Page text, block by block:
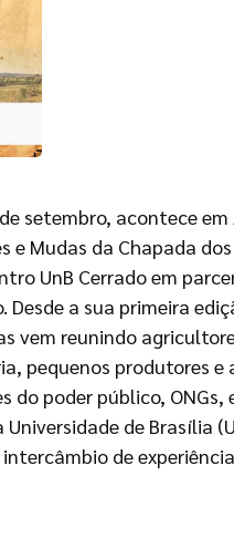
setembro, acontece
e Mudas da Chapada
UnB Cerrado em
Desde a sua primeira
vem reunindo
pequenos produtores e
do poder público, ONGs,
Universidade de Brasília
de